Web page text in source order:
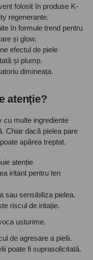
folosit în produse K-
regenerante.
în formule trend pentru
și glow.
efectul de piele
și plump.
dimineața.
atenție?
cu multe ingrediente
Chiar dacă pielea pare
apărea treptat.
atenție
iritant pentru ten
sau sensibiliza pielea.
riscul de iritație.
usturime.
de agresare a pielii.
poate fi suprasolicitată.